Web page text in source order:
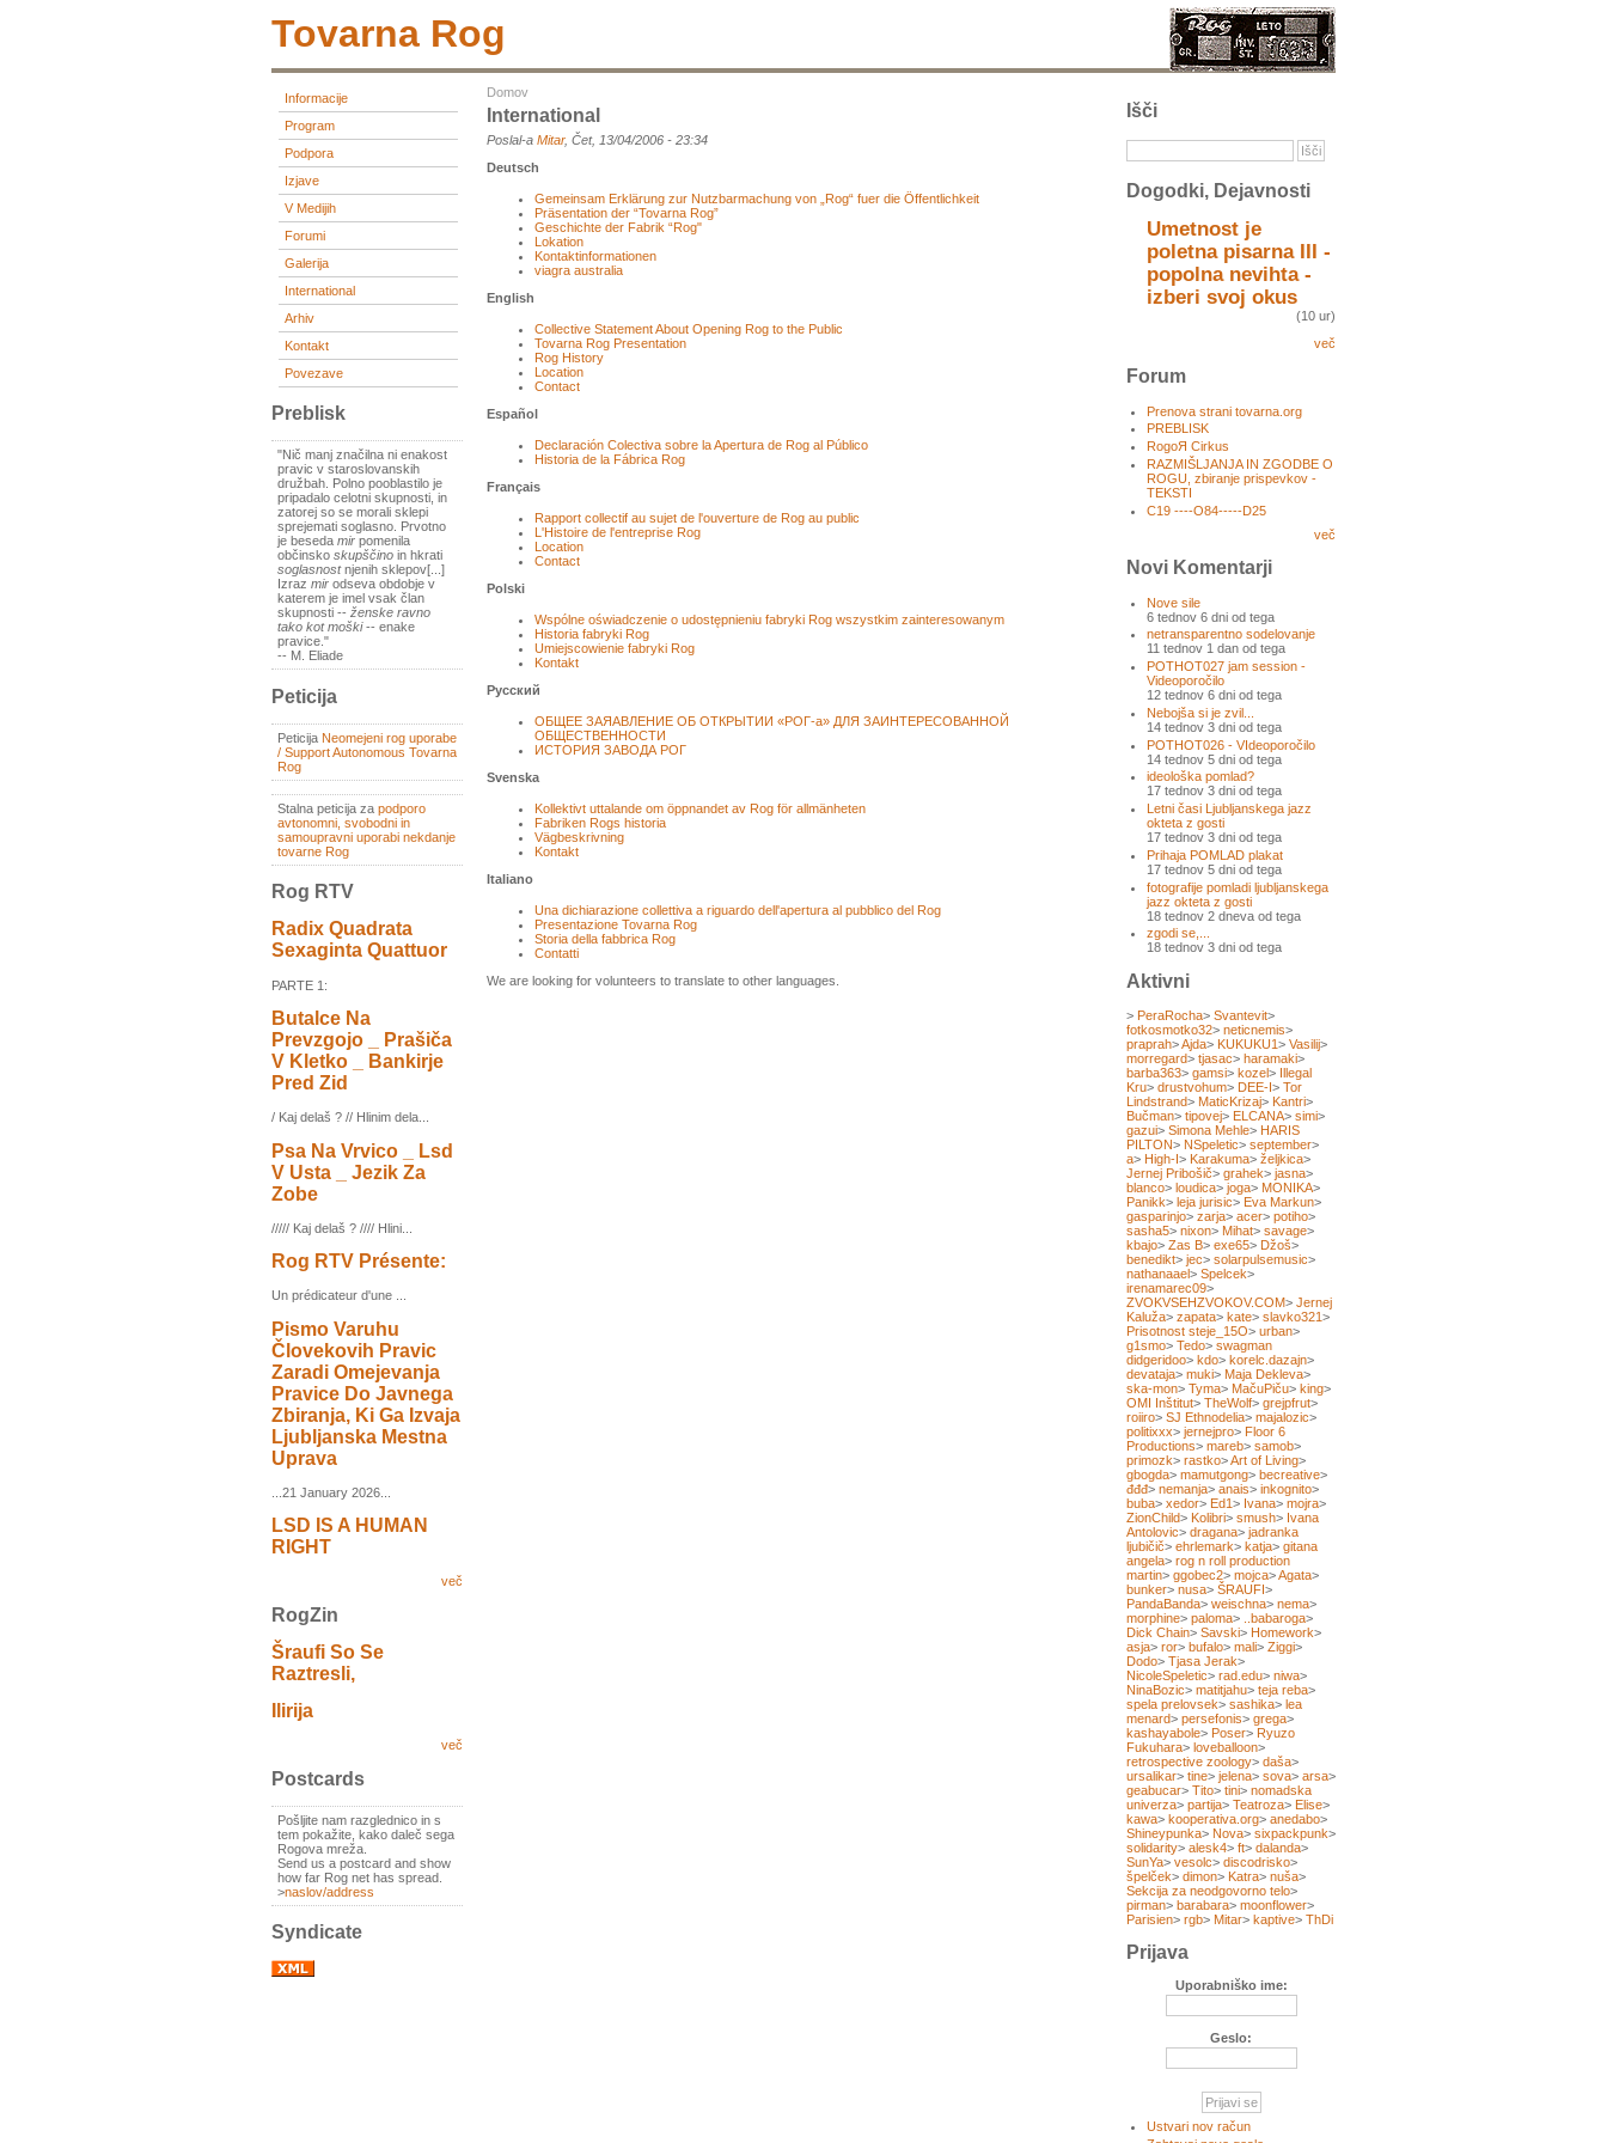
Tovarna Rog
Informacije
Program
Podpora
Izjave
V Medijih
Forumi
Galerija
International
Arhiv
Kontakt
Povezave
Preblisk
"Nič manj značilna ni enakost
pravic v staroslovanskih
družbah. Polno pooblastilo je
pripadalo celotni skupnosti, in
zatorej so se morali sklepi
sprejemati soglasno. Prvotno
je beseda mir pomenila
občinsko skupščino in hkrati
soglasnostnjenih sklepov[...]
Izraz mir odseva obdobje v
katerem je imel vsak član
skupnosti -- ženske ravno
tako kot moški-- enake
pravice."
-- M. Eliade
Peticija
Peticija Neomejeni rog uporabe
/ Support Autonomous Tovarna
Rog
Stalna peticija za podporo
avtonomni, svobodni in
samoupravni uporabi nekdanje
tovarne Rog
Rog RTV
Radix Quadrata
Sexaginta Quattuor
PARTE 1:
Butalce Na
Prevzgojo _ Prašiča
V Kletko _ Bankirje
Pred Zid
/ Kaj delaš ? // Hlinim dela...
Psa Na Vrvico _ Lsd
V Usta _ Jezik Za
Zobe
///// Kaj delaš ? //// Hlini...
Rog RTV Présente:
Un prédicateur d'une ...
Pismo Varuhu
Človekovih Pravic
Zaradi Omejevanja
Pravice Do Javnega
Zbiranja, Ki Ga Izvaja
Ljubljanska Mestna
Uprava
...21 January 2026...
LSD IS A HUMAN
RIGHT
več
RogZin
Šraufi So Se
Raztresli,
Ilirija
več
Postcards
Pošljite nam razglednico in s
tem pokažite, kako daleč sega
Rogova mreža.
Send us a postcard and show
how far Rog net has spread.
>naslov/address
Syndicate
Domov
International
Poslal-a Mitar, Čet, 13/04/2006 - 23:34
Deutsch
Gemeinsam Erklärung zur Nutzbarmachung von „Rog“ fuer die Öffentlichkeit
Präsentation der “Tovarna Rog”
Geschichte der Fabrik “Rog"
Lokation
Kontaktinformationen
viagra australia
English
Collective Statement About Opening Rog to the Public
Tovarna Rog Presentation
Rog History
Location
Contact
Español
Declaración Colectiva sobre la Apertura de Rog al Público
Historia de la Fábrica Rog
Français
Rapport collectif au sujet de l'ouverture de Rog au public
L'Histoire de l'entreprise Rog
Location
Contact
Polski
Wspólne oświadczenie o udostępnieniu fabryki Rog wszystkim zainteresowanym
Historia fabryki Rog
Umiejscowienie fabryki Rog
Kontakt
Русский
ОБЩЕЕ ЗАЯАВЛЕНИЕ ОБ ОТКРЫТИИ «РОГ-а» ДЛЯ ЗАИНТЕРЕСОВАННОЙ
ОБЩЕСТВЕННОСТИ
ИСТОРИЯ ЗАВОДА РОГ
Svenska
Kollektivt uttalande om öppnandet av Rog för allmänheten
Fabriken Rogs historia
Vägbeskrivning
Kontakt
Italiano
Una dichiarazione collettiva a riguardo dell'apertura al pubblico del Rog
Presentazione Tovarna Rog
Storia della fabbrica Rog
Contatti
We are looking for volunteers to translate to other languages.
Išči
Dogodki, Dejavnosti
Umetnost je
poletna pisarna III -
popolna nevihta -
izberi svoj okus
(10 ur)
več
Forum
Prenova strani tovarna.org
PREBLISK
RogoЯ Cirkus
RAZMIŠLJANJA IN ZGODBE O
ROGU, zbiranje prispevkov -
TEKSTI
C19 ----O84-----D25
več
Novi Komentarji
Nove sile
6 tednov 6 dni od tega
netransparentno sodelovanje
11 tednov 1 dan od tega
POTHOT027 jam session -
Videoporočilo
12 tednov 6 dni od tega
Nebojša si je zvil...
14 tednov 3 dni od tega
POTHOT026 - VIdeoporočilo
14 tednov 5 dni od tega
ideološka pomlad?
17 tednov 3 dni od tega
Letni časi Ljubljanskega jazz
okteta z gosti
17 tednov 3 dni od tega
Prihaja POMLAD plakat
17 tednov 5 dni od tega
fotografije pomladi ljubljanskega
jazz okteta z gosti
18 tednov 2 dneva od tega
zgodi se,...
18 tednov 3 dni od tega
Aktivni
> PeraRocha> Svantevit>
fotkosmotko32> neticnemis>
praprah>Ajda> KUKUKU1> Vasilij>
morregard> tjasac> haramaki>
barba363> gamsi> kozel> Illegal
Kru> drustvohum> DEE-I> Tor
Lindstrand> MaticKrizaj> Kantri>
Bučman> tipovej> ELCANA> simi>
gazui> Simona Mehle> HARIS
PILTON> NSpeletic> september>
a> High-I> Karakuma> željkica>
Jernej Pribošič> grahek> jasna>
blanco> loudica> joga> MONIKA>
Panikk> leja jurisic> Eva Markun>
gasparinjo> zarja> acer> potiho>
sasha5> nixon> Mihat> savage>
kbajo> Zas B> exe65> Džoš>
benedikt> jec> solarpulsemusic>
nathanaael> Spelcek>
irenamarec09>
ZVOKVSEHZVOKOV.COM> Jernej
Kaluža> zapata> kate> slavko321>
Prisotnost steje_15O> urban>
g1smo> Tedo> swagman
didgeridoo> kdo> korelc.dazajn>
devataja> muki> Maja Dekleva>
ska-mon> Tyma> MačuPiču> king>
OMI Inštitut> TheWolf> grejpfrut>
roiiro> SJ Ethnodelia> majalozic>
politixxx> jernejpro> Floor 6
Productions> mareb> samob>
primozk> rastko>Art of Living>
gbogda> mamutgong> becreative>
đđđ> nemanja> anais> inkognito>
buba> xedor> Ed1> Ivana> mojra>
ZionChild> Kolibri> smush> Ivana
Antolovic> dragana> jadranka
ljubičič> ehrlemark> katja> gitana
angela> rog n roll production
martin> ggobec2> mojca>Agata>
bunker> nusa> ŠRAUFI>
PandaBanda> weischna> nema>
morphine> paloma> ..babaroga>
Dick Chain> Savski> Homework>
asja> ror> bufalo> mali> Ziggi>
Dodo> Tjasa Jerak>
NicoleSpeletic> rad.edu> niwa>
NinaBozic> matitjahu> teja reba>
spela prelovsek> sashika> lea
menard> persefonis> grega>
kashayabole> Poser> Ryuzo
Fukuhara> loveballoon>
retrospective zoology> daša>
ursalikar> tine> jelena> sova> arsa>
geabucar> Tito> tini> nomadska
univerza> partija> Teatroza> Elise>
kawa> kooperativa.org> anedabo>
Shineypunka> Nova> sixpackpunk>
solidarity> alesk4> ft> dalanda>
SunYa> vesolc> discodrisko>
špelček> dimon> Katra> nuša>
Sekcija za neodgovorno telo>
pirman> barabara> moonflower>
Parisien> rgb> Mitar> kaptive> ThDi
Prijava
Uporabniško ime:
Geslo:
Ustvari nov račun